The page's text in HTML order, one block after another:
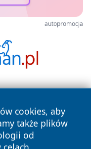
autopromocja
cookies, aby
także plików
od